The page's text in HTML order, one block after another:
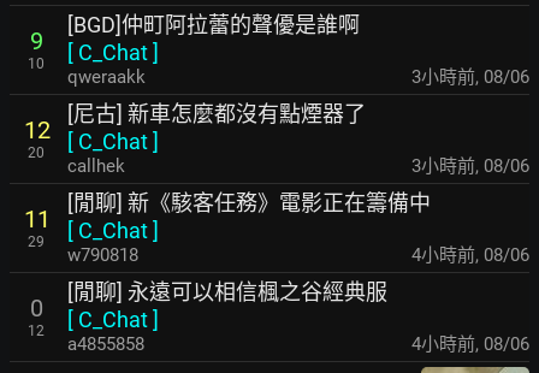
9
10
[BGD]仲町阿拉蕾的聲優是誰啊
[ C_Chat]
qweraakk 3小時前, 08/06
12
20
[尼古] 新車怎麼都沒有點煙器了
[ C_Chat]
callhek 3小時前, 08/06
11
29
[閒聊] 新《駭客任務》電影正在籌備中
[ C_Chat]
w790818 4小時前, 08/06
0
12
[閒聊] 永遠可以相信楓之谷經典服
[ C_Chat]
a4855858 4小時前, 08/06